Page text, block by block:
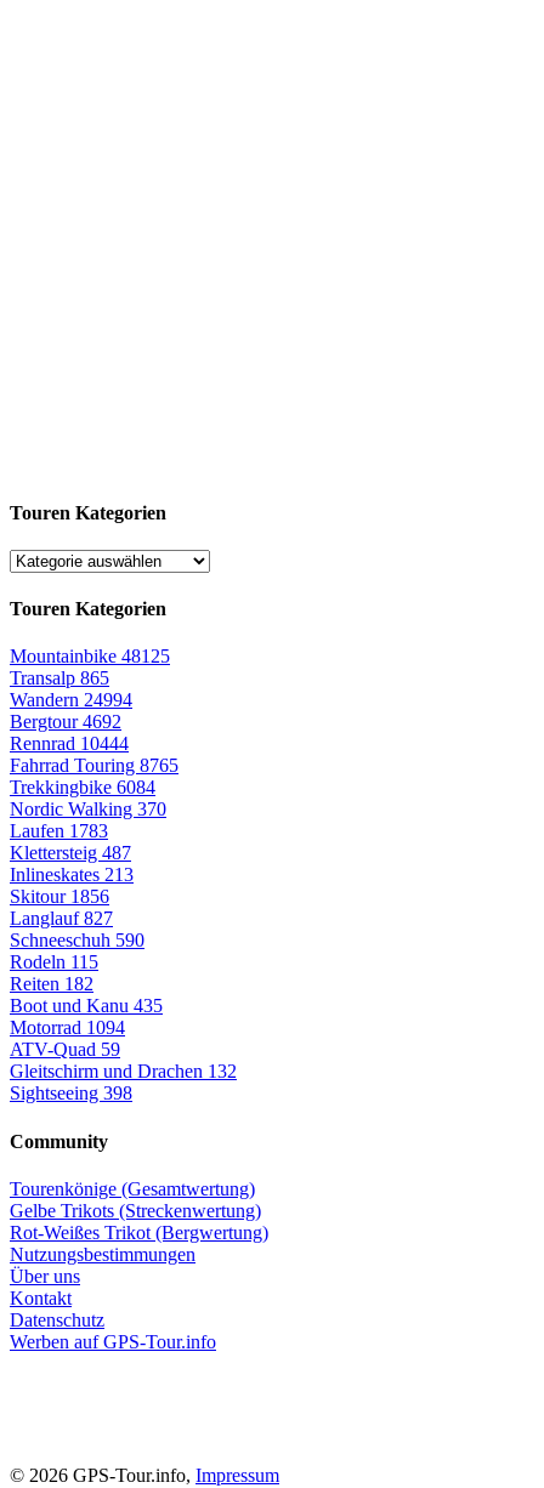
Touren Kategorien
Touren Kategorien
Mountainbike 48125
Transalp 865
Wandern 24994
Bergtour4692
Rennrad 10444
Fahrrad Touring 8765
Trekkingbike 6084
Nordic Walking 370
Laufen 1783
Klettersteig 487
Inlineskates 213
Skitour 1856
Langlauf827
Schneeschuh 590
Rodeln 115
Reiten 182
Boot und Kanu 435
Motorrad 1094
ATV-Quad 59
Gleitschirm und Drachen 132
Sightseeing 398
Community
Tourenkönige (Gesamtwertung)
Gelbe Trikots (Streckenwertung)
Rot-Weißes Trikot (Bergwertung)
Nutzungsbestimmungen
Über uns
Kontakt
Datenschutz
Werben auf GPS-Tour.info
© 2026 GPS-Tour.info, Impressum